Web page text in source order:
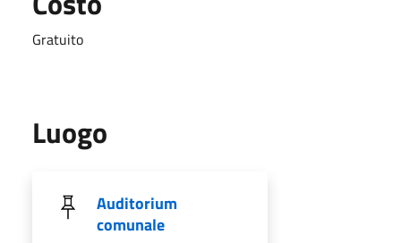
Gratuito
Luogo
Auditorium
comunale